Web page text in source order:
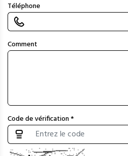
Téléphone
Comment
Code de vérification *